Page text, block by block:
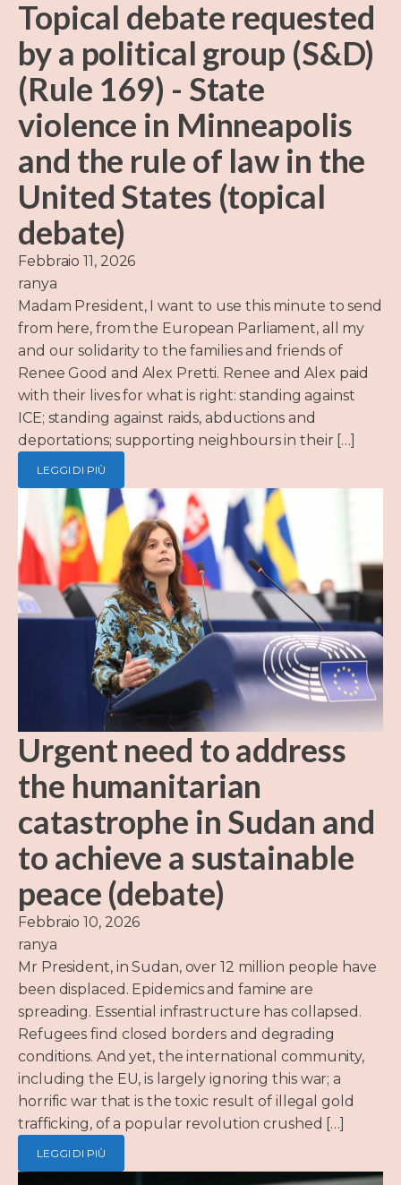
Topical debate requested
by a political group (S&D)
(Rule 169) - State
violence in Minneapolis
and the rule of law in the
United States (topical
debate)
Febbraio 11, 2026
ranya
Madam President, I want to use this minute to send
from here, from the European Parliament, all my
and our solidarity to the families and friends of
Renee Good and Alex Pretti. Renee and Alex paid
with their lives for what is right: standing against
ICE; standing against raids, abductions and
deportations; supporting neighbours in their […]
LEGGI DI PIÙ
Urgent need to address
the humanitarian
catastrophe in Sudan and
to achieve a sustainable
peace (debate)
Febbraio 10, 2026
ranya
Mr President, in Sudan, over 12 million people have
been displaced. Epidemics and famine are
spreading. Essential infrastructure has collapsed.
Refugees find closed borders and degrading
conditions. And yet, the international community,
including the EU, is largely ignoring this war; a
horrific war that is the toxic result of illegal gold
trafficking, of a popular revolution crushed […]
LEGGI DI PIÙ